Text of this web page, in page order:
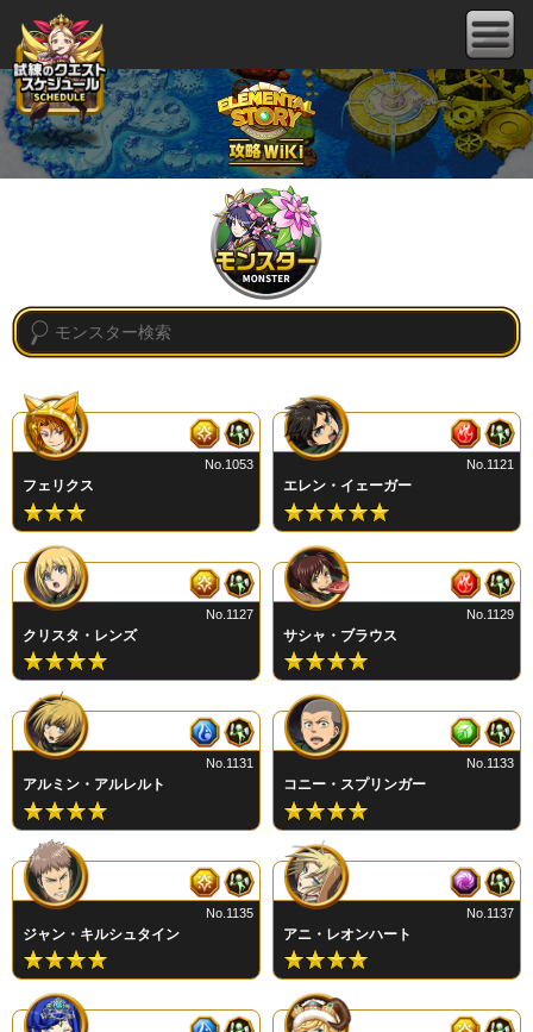
フェリクス
No.1053
エレン・イェーガー
No.1121
クリスタ・レンズ
No.1127
サシャ・ブラウス
No.1129
アルミン・アルレルト
No.1131
コニー・スプリンガー
No.1133
ジャン・キルシュタイン
No.1135
アニ・レオンハート
No.1137